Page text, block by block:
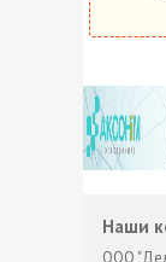
Наши
ООО